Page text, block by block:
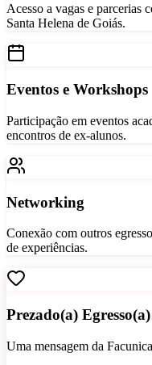
Acesso a vagas e parcerias
Santa Helena de Goiás.
Eventos e Workshops
Participação em eventos
encontros de ex-alunos.
Networking
Conexão com outros
de experiências.
Prezado(a) Egresso(a)
Uma mensagem da